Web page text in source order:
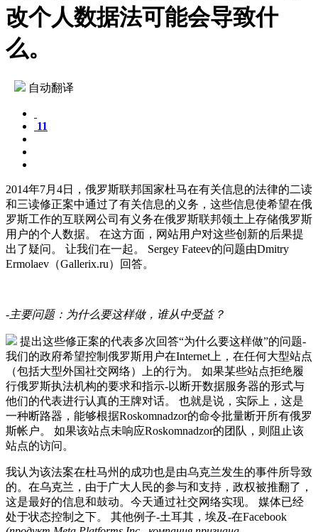
改个人数据法可能会导致什
么。
自动翻译
11
2014年7月4日，俄罗斯联邦国家杜马在有关信息的法律的二读
和三读修正案中通过了有关信息的义务，这些信息使希望在俄
罗斯工作的互联网公司有义务在俄罗斯联邦领土上存储俄罗斯
用户的个人数据。 在这方面，网站用户对这些创新的后果提
出了疑问。 让我们在一起。 Sergey Fateev的问题由Dmitry
Ermolaev（Gallerix.ru）回答。
-主要问题：为什么要这样做，谁从中受益？
提出这些修正案的代表多次回答“为什么要这样做”的问题-
我们的政府希望控制俄罗斯用户在Internet上，在任何大型站点
（包括大型外国社交网络）上的行为。 如果某些站点拒绝履
行俄罗斯执法机构的要求和指示-以断开数据服务器的形式与
他们的代表进行认真的王牌对话。 也就是说，实际上，这是
一种断路器，能够根据Roskomnadzor的命令批量断开所有俄罗
斯帐户。 如果该站点未响应Roskomnadzor的团队，则阻止该
站点的访问。
我认为该法案在杜马州的成功也是由乌克兰发生的事件所导致
的。在乌克兰，由于广大人民的参与和支持，政权被推翻了，
这是最好的信息和鼓动。今天通过社交网络实现。 媒体已经
处于状态控制之下。 其他例子-土耳其，埃及-在Facebook